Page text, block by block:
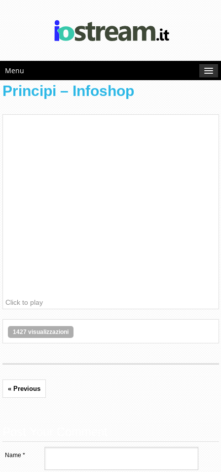
Menu
Principi – Infoshop
Click to play
1427 visualizzazioni
« Previous
Name *